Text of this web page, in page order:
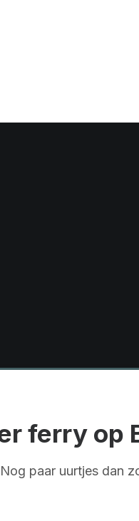
ferry op
paar uurtjes dan